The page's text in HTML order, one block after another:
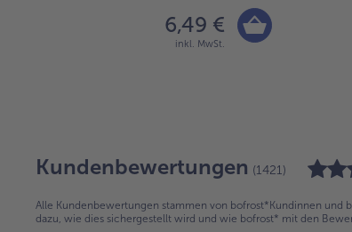
6,49 €
inkl. MwSt.
Kundenbewertungen (1421)
Alle Kundenbewertungen stammen von bofrost*Kundinnen und
dazu, wie dies sichergestellt wird und wie bofrost* mit den